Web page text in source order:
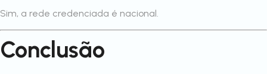
Sim, a rede credenciada é nacional.
Conclusão